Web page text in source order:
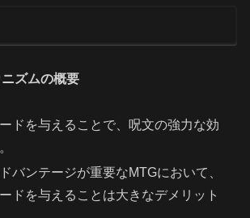
ニズムの概要
ドを与えることで、呪文の強力な効
バンテージが重要なMTGにおいて、
ドを与えることは大きなデメリット